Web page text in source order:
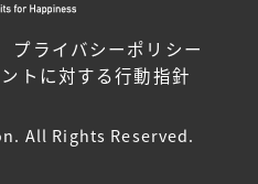
プライバシーポリシー
トに対する行動指針
All Rights Reserved.